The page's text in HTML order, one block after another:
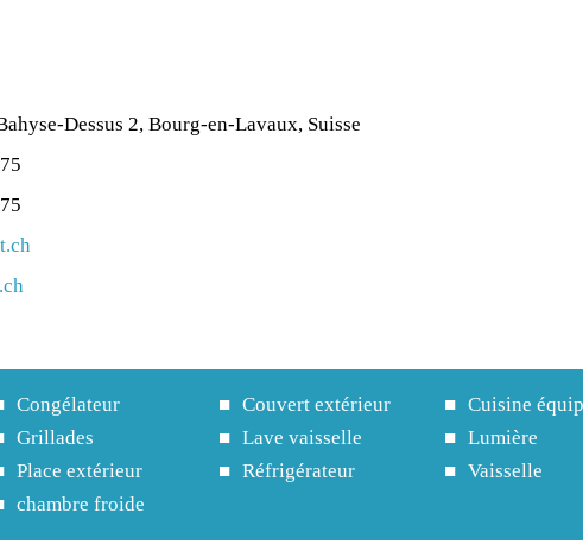
Dessus 2, Bourg-en-Lavaux, Suisse
Congélateur Couvert extérieur
Cuisine
Grillades Lave vaisselle
Lumière
Place extérieur Réfrigérateur
Vaisselle
chambre froide